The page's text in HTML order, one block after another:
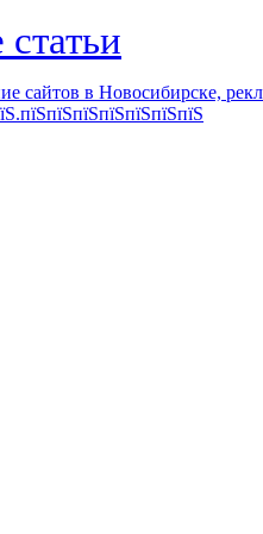
статьи
сайтов в Новосибирске,